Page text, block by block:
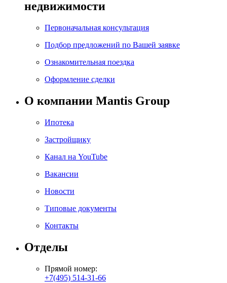
недвижимости
Первоначальная консультация
Подбор предложений по Вашей заявке
Ознакомительная поездка
Оформление сделки
О компании Mantis Group
Ипотека
Застройщику
Канал на YouTube
Вакансии
Новости
Типовые документы
Контакты
Отделы
Прямой номер:
+7(495) 514-31-66